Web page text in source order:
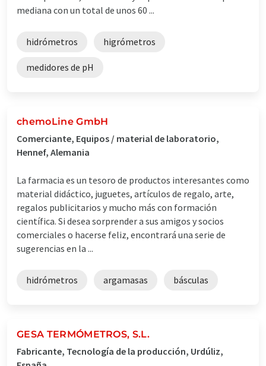
mediana con un total de unos 60 ...
hidrómetros higrómetros
medidores de pH
chemoLine GmbH
Comerciante, Equipos / material de laboratorio,
Hennef, Alemania
La farmacia es un tesoro de productos interesantes como
material didáctico, juguetes, artículos de regalo, arte,
regalos publicitarios y mucho más con formación
científica. Si desea sorprender a sus amigos y socios
comerciales o hacerse feliz, encontrará una serie de
sugerencias en la ...
hidrómetros argamasas básculas
GESA TERMÓMETROS, S.L.
Fabricante, Tecnología de la producción, Urdúliz,